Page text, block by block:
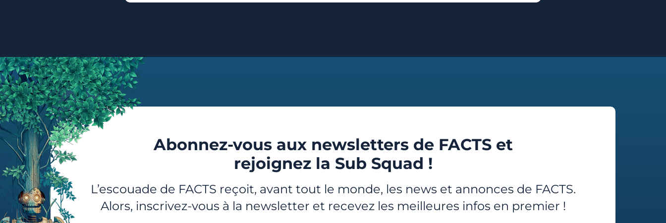
Abonnez-vous aux newsletters de FACTS et
rejoignez la Sub Squad !
L’escouade de FACTS reçoit, avant tout le monde, les news et annonces de FACTS.
Alors, inscrivez-vous à la newsletter et recevez les meilleures infos en premier !